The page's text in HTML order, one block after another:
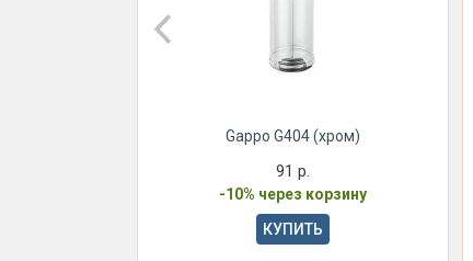
Gappo G404 (хром)
91 р.
-10% через корзину
КУПИТЬ